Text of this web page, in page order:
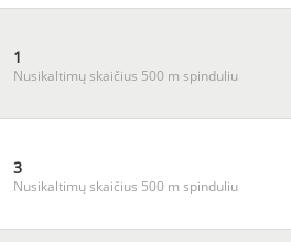
1
Nusikaltimų skaičius 500 m spinduliu
3
Nusikaltimų skaičius 500 m spinduliu